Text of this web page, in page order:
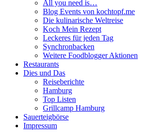
All you need is…
Blog Events von kochtopf.me
Die kulinarische Weltreise
Koch Mein Rezept
Leckeres für jeden Tag
Synchronbacken
Weitere Foodblogger Aktionen
Restaurants
Dies und Das
Reiseberichte
Hamburg
Top Listen
Grillcamp Hamburg
Sauerteigbörse
Impressum